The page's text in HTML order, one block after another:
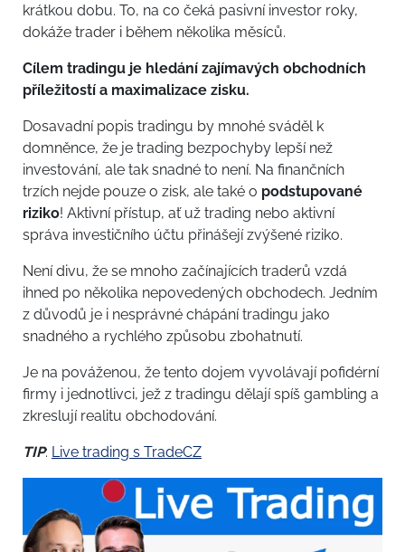
krátkou dobu. To, na co čeká pasivní investor roky,
dokáže trader i během několika měsíců.
Cílem tradingu je hledání zajímavých obchodních
příležitostí a maximalizace zisku.
Dosavadní popis tradingu by mnohé sváděl k
domněnce, že je trading bezpochyby lepší než
investování, ale tak snadné to není. Na finančních
trzích nejde pouze o zisk, ale také o podstupované
riziko! Aktivní přístup, ať už trading nebo aktivní
správa investičního účtu přinášejí zvýšené riziko.
Není divu, že se mnoho začínajících traderů vzdá
ihned po několika nepovedených obchodech. Jedním
z důvodů je i nesprávné chápání tradingu jako
snadného a rychlého způsobu zbohatnutí.
Je na pováženou, že tento dojem vyvolávají pofidérní
firmy i jednotlivci, jež z tradingu dělají spíš gambling a
zkreslují realitu obchodování.
TIP: Live trading s TradeCZ